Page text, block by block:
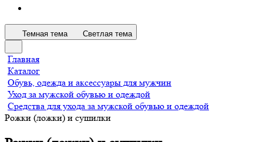
Темная тема Светлая тема
Главная
Каталог
Обувь, одежда и аксессуары для мужчин
Уход за мужской обувью и одеждой
Средства для ухода за мужской обувью и одеждой
Рожки (ложки) и сушилки